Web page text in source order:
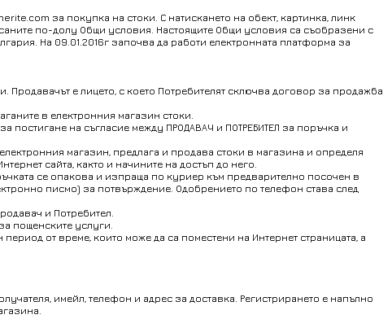
за покупка на стоки. С натискането на обект, картинка, линк
по-долу Общи условия. Настоящите Общи условия са съобразени с
На 09.01.2016г започва да работи електронната платформа за
е лицето, с което Потребителят сключва договор за продажба
в електронния магазин стоки.
постигане на съгласие между ПРОДАВАЧ и ПОТРЕБИТЕЛ за поръчка и
магазин, предлага и продава стоки в магазина и определя
сайта, както и начините на достъп до него.
се опакова и изпраща по куриер към предварително посочен в
писмо) за потвърждение. Одобрението по телефон става след
и Потребител.
пощенските услуги.
от време, които може да са поместени на Интернет страницата, а
имейл, телефон и адрес за доставка. Регистрирането е напълно